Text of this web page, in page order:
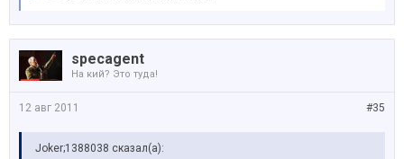
specagent
На кий? Это туда!
#35
12 авг 2011
Joker;1388038 сказал(а):